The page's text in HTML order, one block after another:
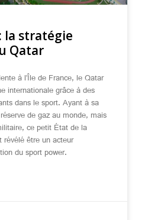
la stratégie
Qatar
à l’Île de France, le Qatar
internationale grâce à des
dans le sport. Ayant à sa
de gaz au monde, mais
ce petit État de la
révélé être un acteur
du sport power.